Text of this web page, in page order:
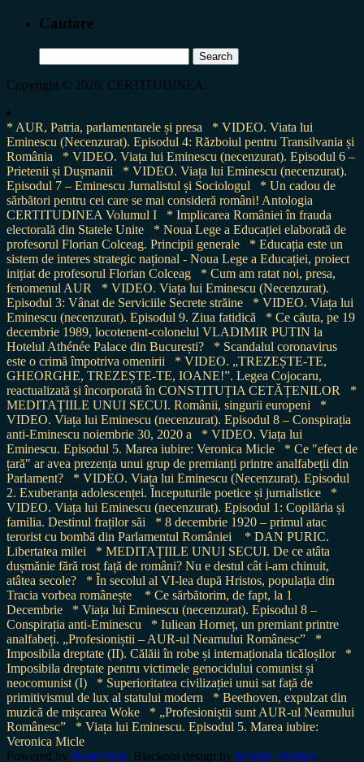
Cautare
for:
Copyright © 2026, CERTITUDINEA.
* AUR, Patria, parlamentarele și presa
* VIDEO. Viata lui
Eminescu (Necenzurat). Episodul 4: Războiul pentru Transilvania și
România
* VIDEO. Viața lui Eminescu (necenzurat). Episodul 6 –
Prietenii și Dușmanii
* VIDEO. Viața lui Eminescu (necenzurat).
Episodul 7 – Eminescu Jurnalistul și Sociologul
* Un cadou de
sărbători pentru cei care se mai consideră români! Antologia
CERTITUDINEA Volumul I
* Implicarea României în frauda
electorală din Statele Unite
* Noua Lege a Educației elaborată de
profesorul Florian Colceag. Principii generale
* Educația este un
sistem de interes strategic național - Noua Lege a Educației, proiect
inițiat de profesorul Florian Colceag
* Cum am ratat noi, presa,
fenomenul AUR
* VIDEO. Viața lui Eminescu (Necenzurat).
Episodul 3: Vânat de Serviciile Secrete străine
* VIDEO. Viața lui
Eminescu (necenzurat). Episodul 9. Ziua fatidică
* Ce căuta, pe 19
decembrie 1989, locotenent-colonelul VLADIMIR PUTIN la
Hotelul Athénée Palace din București?
* Scandalul coronavirus
este o crimă împotriva omenirii
* VIDEO. „TREZEȘTE-TE,
GHEORGHE, TREZEȘTE-TE, IOANE!”. Legea Cojocaru,
reactualizată și încorporată în CONSTITUȚIA CETĂȚENILOR
*
MEDITAȚIILE UNUI SECUI. Românii, singurii europeni
*
VIDEO. Viața lui Eminescu (necenzurat). Episodul 8 – Conspirația
anti-Eminescu noiembrie 30, 2020 a
* VIDEO. Viața lui
Eminescu. Episodul 5. Marea iubire: Veronica Micle
* Ce "efect de
țară" ar avea prezența unui grup de premianți printre analfabeții din
Parlament?
* VIDEO. Viața lui Eminescu (Necenzurat). Episodul
2. Exuberanța adolescenței. Începuturile poetice și jurnalistice
*
VIDEO. Viața lui Eminescu (necenzurat). Episodul 1: Copilăria și
familia. Destinul fraților săi
* 8 decembrie 1920 – primul atac
terorist cu bombă din Parlamentul României
* DAN PURIC.
Libertatea milei
* MEDITAȚIILE UNUI SECUI. De ce atâta
dușmănie fără rost față de români? Nu e destul cât i-am chinuit,
atâtea secole?
* În secolul al VI-lea după Hristos, populația din
Tracia vorbea românește
* Ce sărbătorim, de fapt, la 1
Decembrie
* Viața lui Eminescu (necenzurat). Episodul 8 –
Conspirația anti-Eminescu
* Iuliean Horneț, un premiant printre
analfabeți. „Profesioniștii – AUR-ul Neamului Românesc”
*
Imposibila dreptate (II). Călăii în robe și internaționala ticăloșilor
*
Imposibila dreptate pentru victimele genocidului comunist și
neocomunist (I)
* Superioritatea civilizației unui sat față de
primitivismul de lux al statului modern
* Beethoven, expulzat din
muzică de mișcarea Woke
* „Profesioniștii sunt AUR-ul Neamului
Românesc”
* Viața lui Eminescu. Episodul 5. Marea iubire:
Veronica Micle
Powered by WordPress. Blackoot design by Iceable Themes.